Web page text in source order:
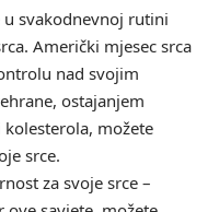
u svakodnevnoj rutini
Američki mjesec srca
nad svojim
ostajanjem
možete
srce.
za svoje srce –